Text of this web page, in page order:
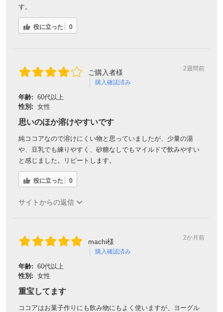
す。
役に立った 0
ご購入者様
購入確認済み
2週間前
年齢: 60代以上
性別: 女性
思いのほか溶けやすいです
純ココアなので溶けにくい物と思っていましたが、少量の湯
や、豆乳でも練りやすく、砂糖なしでもマイルドで飲みやすい
と感じました。リピートします。
役に立った 0
サイトからの返信
machi様
購入確認済み
2か月前
年齢: 60代以上
性別: 女性
重宝してます
ココアはお菓子作りにも飲み物にもよく使いますが、ヨーグル